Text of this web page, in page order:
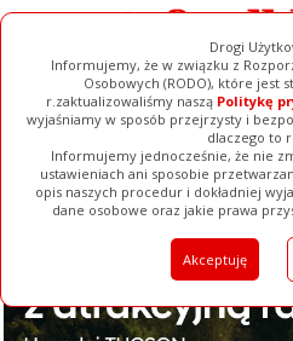
Drogi
Informujemy, że w związku z
Osobowych (RODO), które jest
r.zaktualizowaliśmy naszą Politykę
wyjaśniamy w sposób przejrzysty i
dlaczego to
Informujemy jednocześnie, że nie
ustawieniach ani sposobie
opis naszych procedur i dokładniej
dane osobowe oraz jakie prawa
Akceptuję
Ogłoszenia Filmy